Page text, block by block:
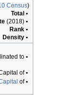
Census)
• Total
• Estimate
(2018)
• Rank
• Density
•
to
•
of
•
of